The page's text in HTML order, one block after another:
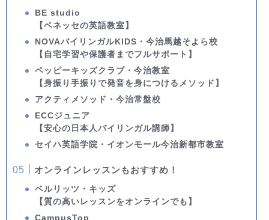
BE studio
【ベネッセの英語教室】
NOVAバイリンガルKIDS・今治馬越そよら校
【自宅学習や保護者までフルサポート】
ペッピーキッズクラブ・今治教室
【身振り手振りで発音を身につけるメソッド】
アクティメソッド・今治常盤校
ECCジュニア
【安心の日本人バイリンガル講師】
セイハ英語学院・イオンモール今治新都市教室
オンラインレッスンもおすすめ！
ベルリッツ・キッズ
【質の高いレッスンをオンラインでも】
CampusTop